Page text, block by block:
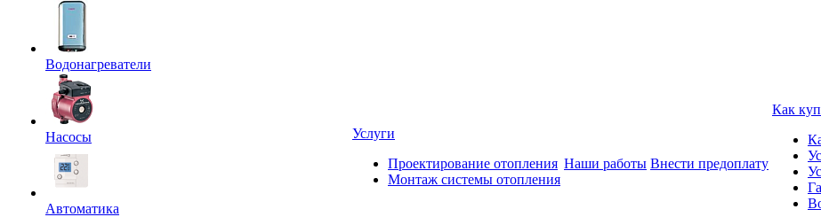
Водонагреватели
Насосы
Автоматика
Услуги
Проектирование отопления
Монтаж системы отопления
Наши работы Внести предоплату
Как